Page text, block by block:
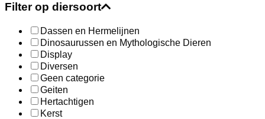
Filter op diersoort
Dassen en Hermelijnen
Dinosaurussen en Mythologische Dieren
Display
Diversen
Geen categorie
Geiten
Hertachtigen
Kerst